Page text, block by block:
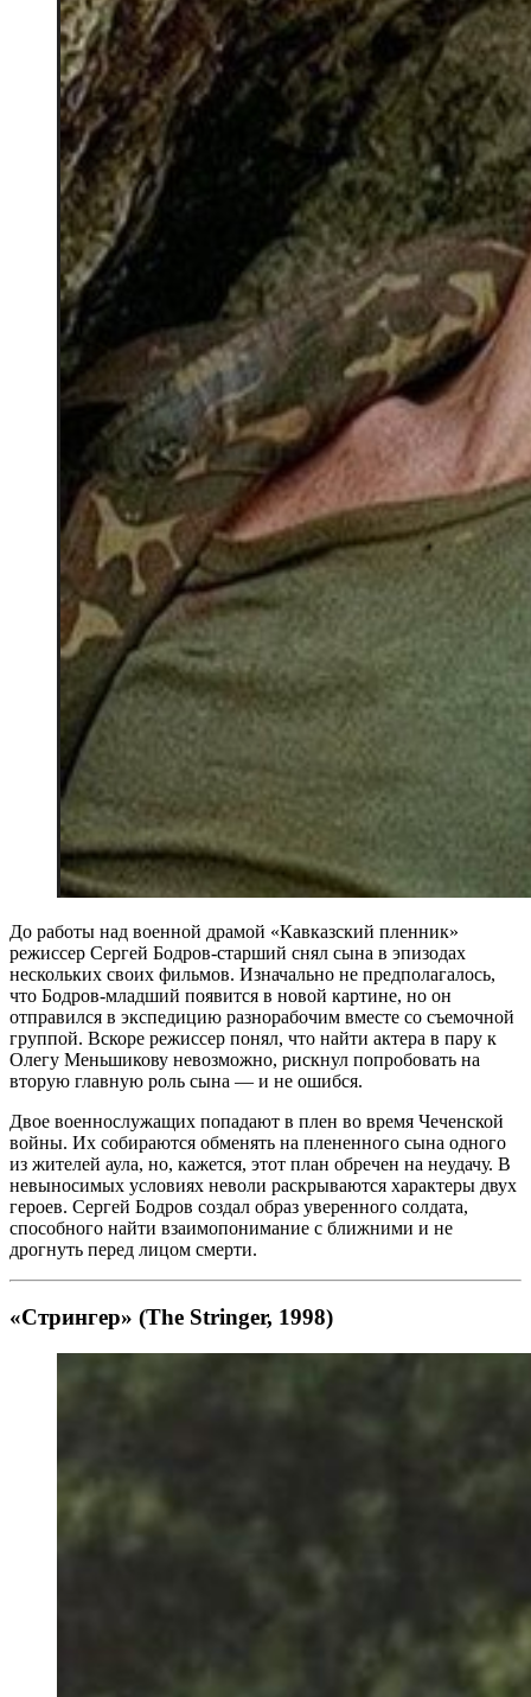
До работы над военной драмой «Кавказский пленник»
режиссер Сергей Бодров-старший снял сына в эпизодах
нескольких своих фильмов. Изначально не предполагалось,
что Бодров-младший появится в новой картине, но он
отправился в экспедицию разнорабочим вместе со съемочной
группой. Вскоре режиссер понял, что найти актера в пару к
Олегу Меньшикову невозможно, рискнул попробовать на
вторую главную роль сына — и не ошибся.
Двое военнослужащих попадают в плен во время Чеченской
войны. Их собираются обменять на плененного сына одного
из жителей аула, но, кажется, этот план обречен на неудачу. В
невыносимых условиях неволи раскрываются характеры двух
героев. Сергей Бодров создал образ уверенного солдата,
способного найти взаимопонимание с ближними и не
дрогнуть перед лицом смерти.
«Стрингер» (The Stringer, 1998)